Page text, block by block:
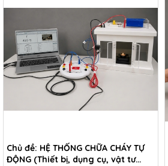
Chủ đề: HỆ THỐNG CHỮA CHÁY TỰ
ĐỘNG (Thiết bị, dụng cụ, vật tư